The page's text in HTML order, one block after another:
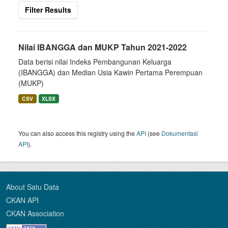
Filter Results
Nilai IBANGGA dan MUKP Tahun 2021-2022
Data berisi nilai Indeks Pembangunan Keluarga
(IBANGGA) dan Median Usia Kawin Pertama Perempuan
(MUKP)
CSV XLSX
You can also access this registry using theAPI (see Dokumentasi
API).
About Satu Data
CKAN API
CKAN Association